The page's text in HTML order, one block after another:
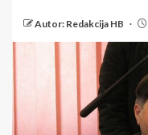
Autor: Redakcija HB